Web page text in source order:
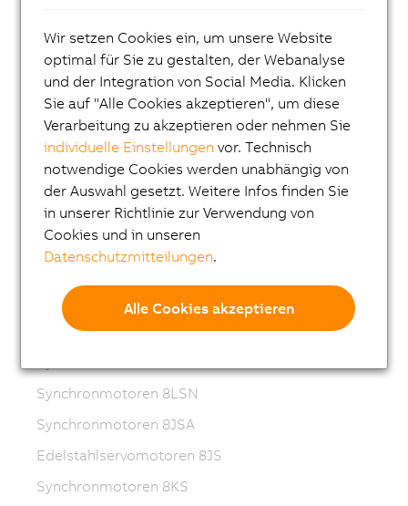
ACOPOSmotor
Frequenzumrichter (VFD)
Synchronmotoren 8LS-4
Synchronmotoren 8MS-4
ACOPOSmotor Compact
Servomotoren 8WSA
Getriebemotoren 8WSB
Synchronmotoren 8LVA
Getriebemotoren 8LVB
Synchronmotoren 8LWA
Synchronmotoren 8LSN
Synchronmotoren 8JSA
Edelstahlservomotoren 8JS
Synchronmotoren 8KS
Wir setzen Cookies ein, um unsere Website
optimal für Sie zu gestalten, der Webanalyse
und der Integration von Social Media. Klicken
Sie auf "Alle Cookies akzeptieren", um diese
Verarbeitung zu akzeptieren oder nehmen Sie
individuelle Einstellungen vor. Technisch
notwendige Cookies werden unabhängig von
der Auswahl gesetzt. Weitere Infos finden Sie
in unserer Richtlinie zur Verwendung von
Cookies und in unseren
Datenschutzmitteilungen.
Alle Cookies akzeptieren